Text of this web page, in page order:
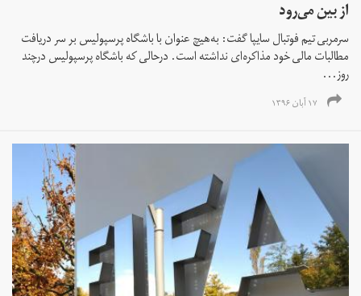
از بین می‌رود
سرمربی تیم فوتبال سایپا گفت: به‌هیچ عنوان با باشگاه پرسپولیس بر سر دریافت
مطالبات مالی خود مذاکره‌ای نداشته است. درحالی که باشگاه پرسپولیس درچند
روز...
۱۷ آبان ۱۳۹۶